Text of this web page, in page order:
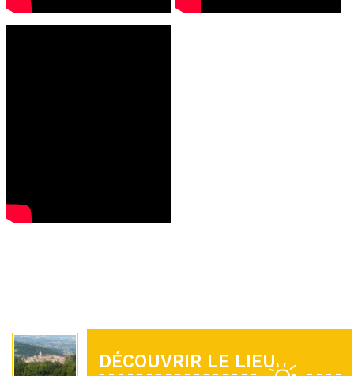
DÉCOUVRIR LE LIEU